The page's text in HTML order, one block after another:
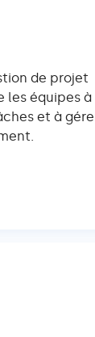
de projet
les équipes à
et à